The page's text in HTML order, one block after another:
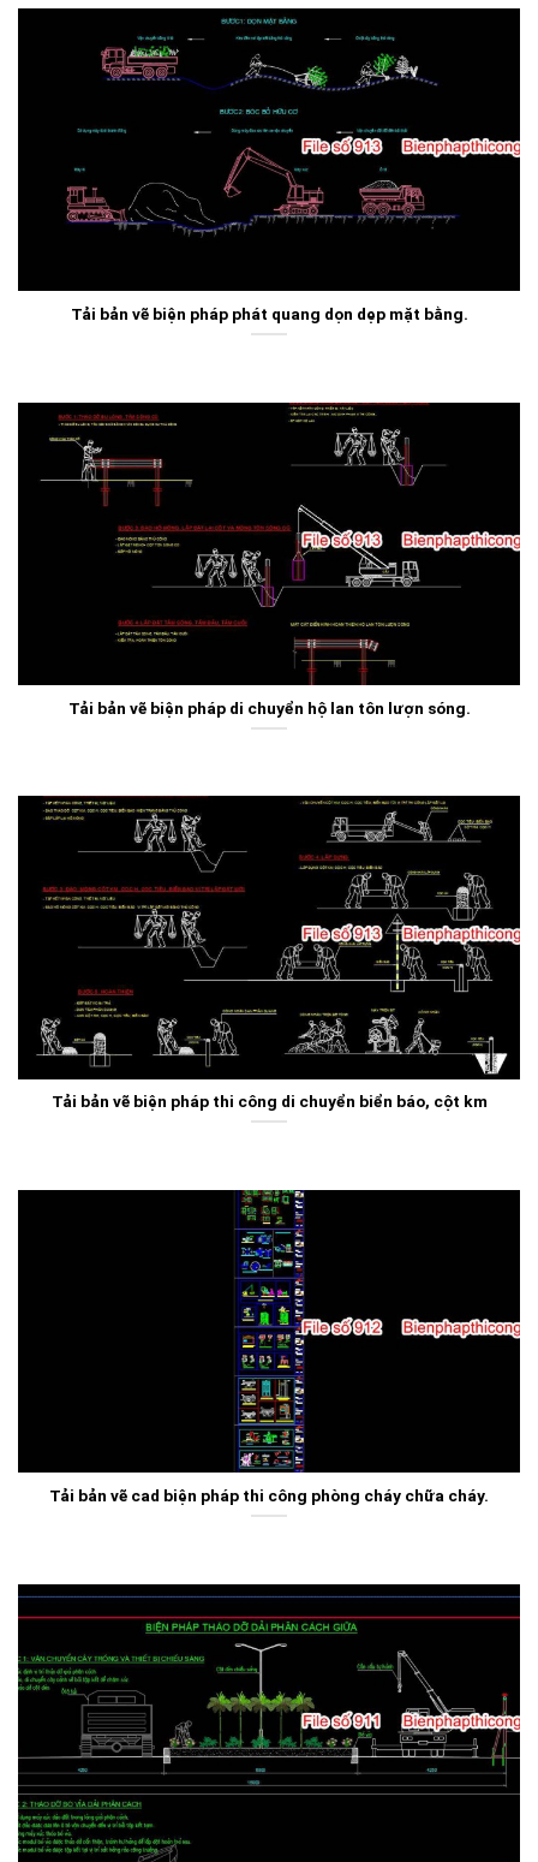
Tải bản vẽ biện pháp phát quang dọn dẹp mặt bằng.
Tải bản vẽ biện pháp di chuyển hộ lan tôn lượn sóng.
Tải bản vẽ biện pháp thi công di chuyển biển báo, cột km
Tải bản vẽ cad biện pháp thi công phòng cháy chữa cháy.